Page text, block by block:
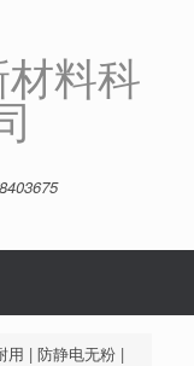
料科
用 | 防静电无粉 |